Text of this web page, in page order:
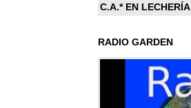
C.A.* EN LECHERÍA
RADIO GARDEN